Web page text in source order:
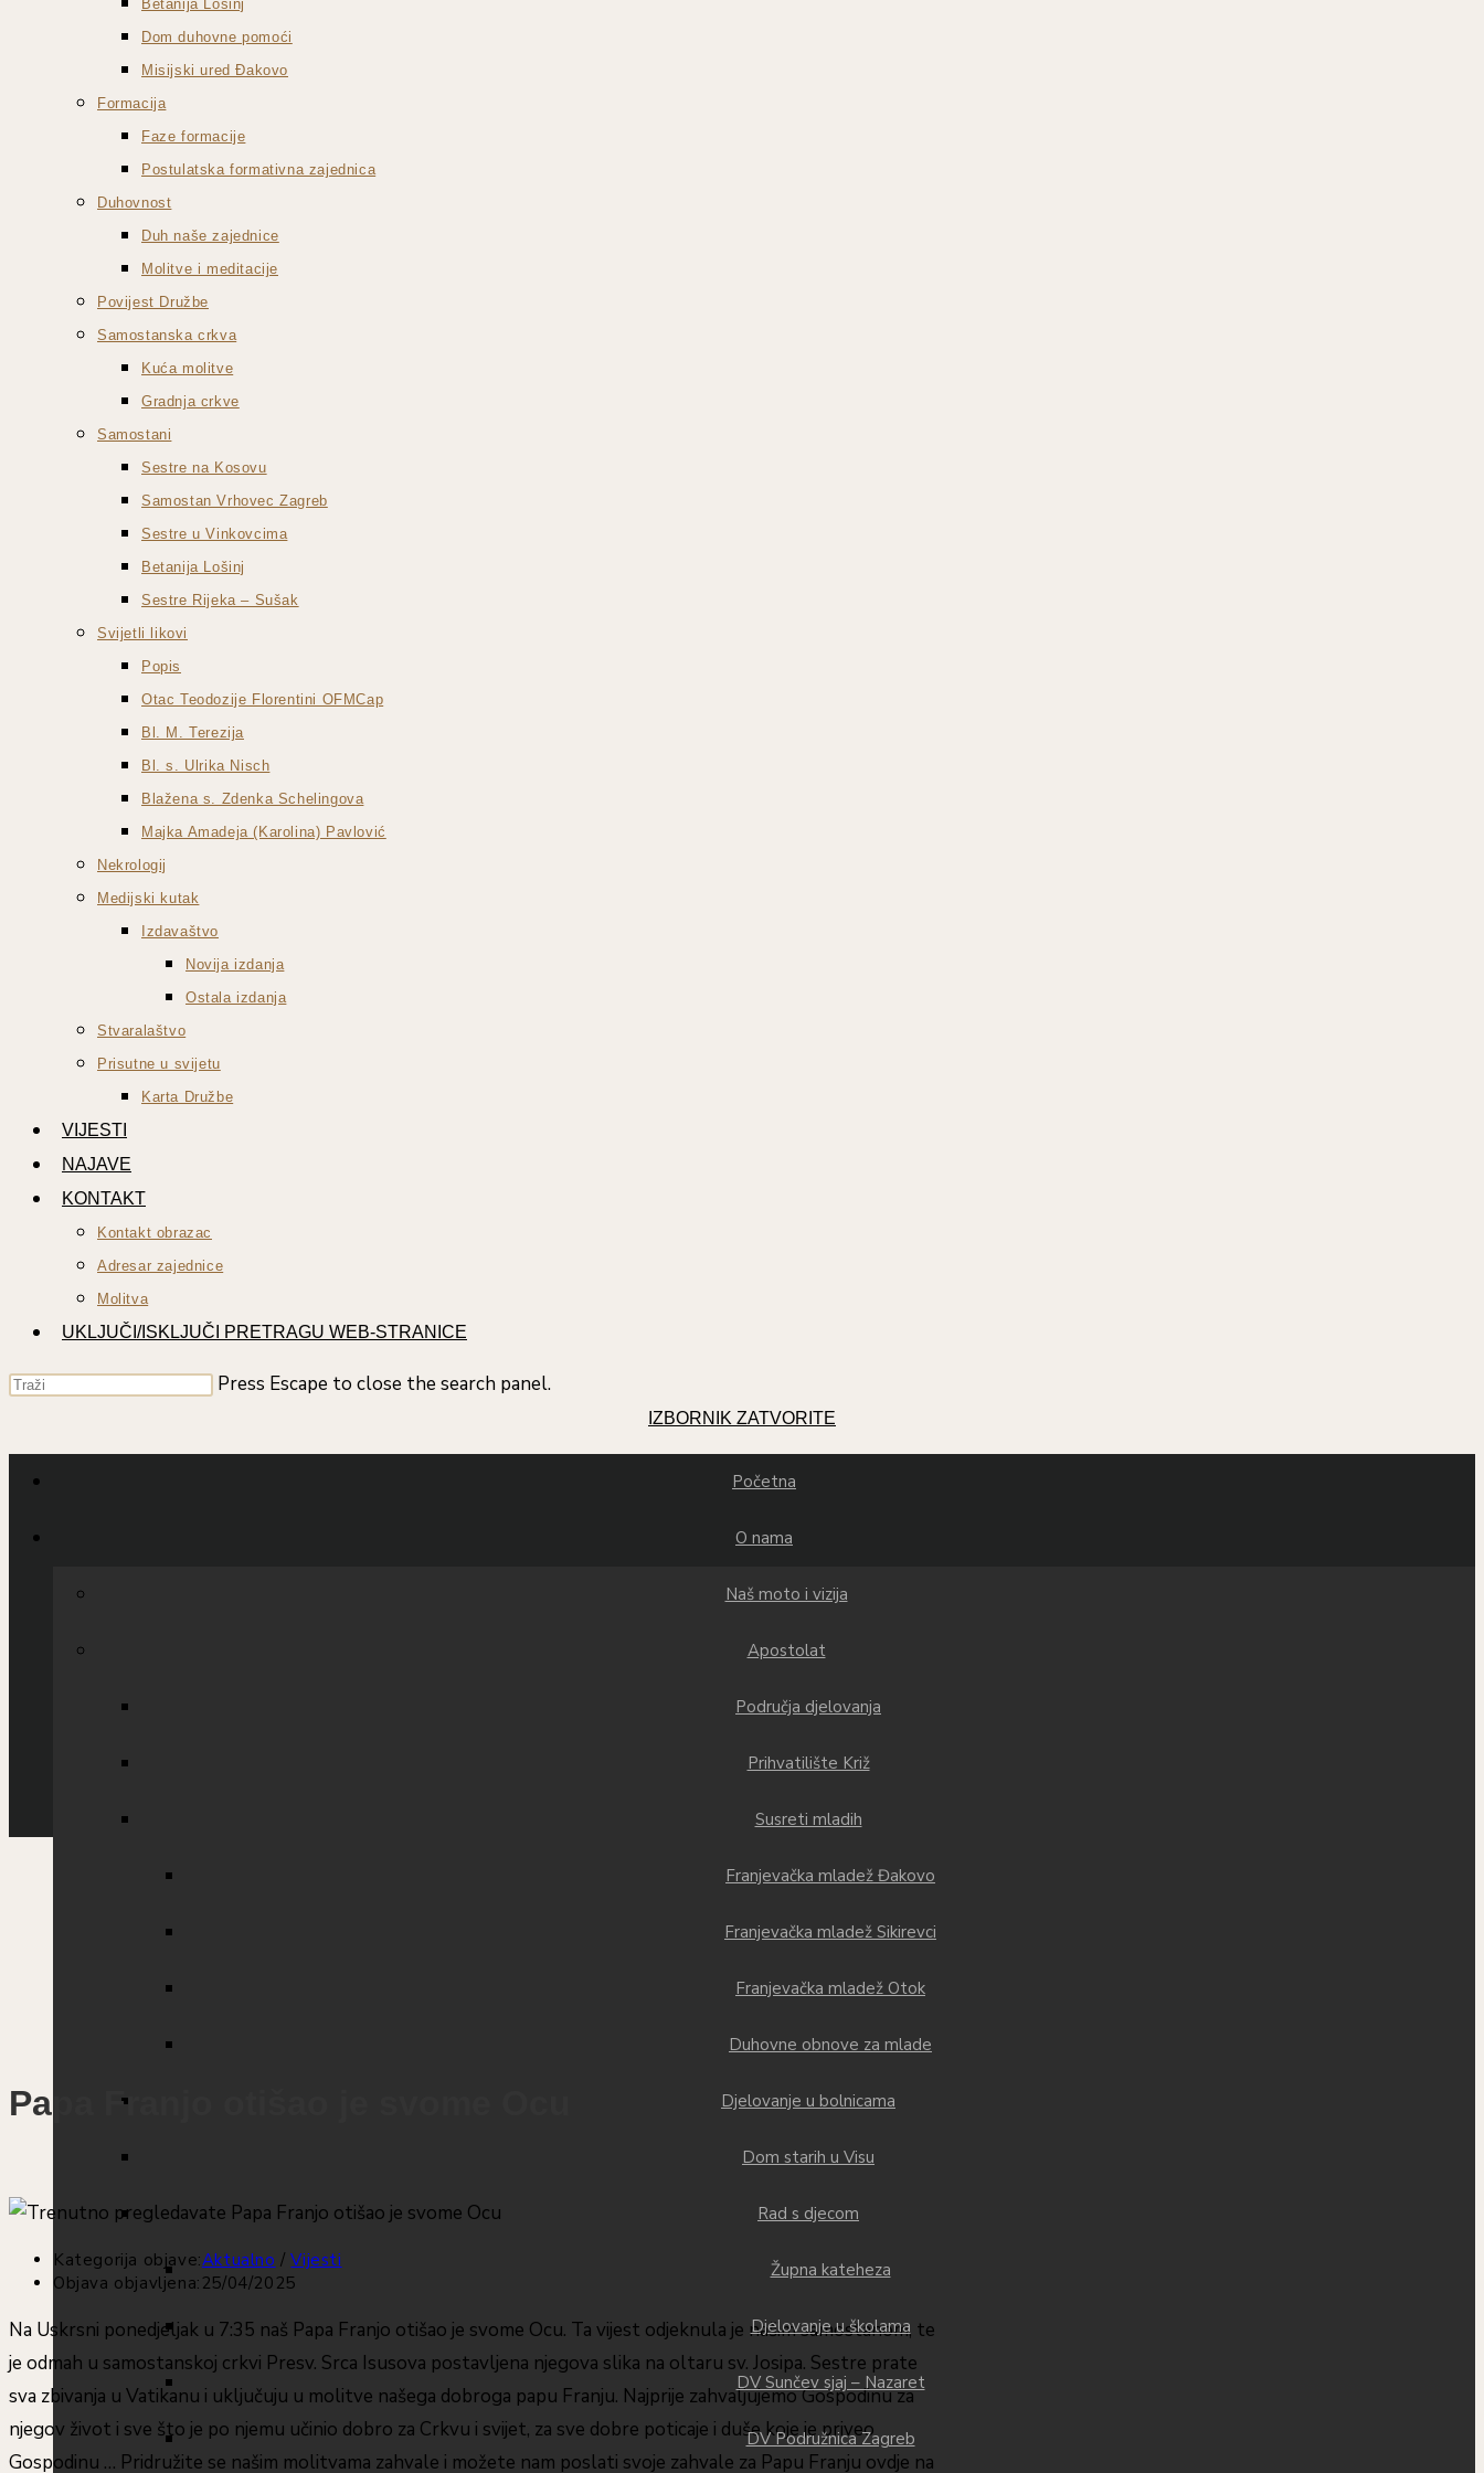
Betanija Lošinj
Dom duhovne pomoći
Misijski ured Đakovo
Formacija
Faze formacije
Postulatska formativna zajednica
Duhovnost
Duh naše zajednice
Molitve i meditacije
Povijest Družbe
Samostanska crkva
Kuća molitve
Gradnja crkve
Samostani
Sestre na Kosovu
Samostan Vrhovec Zagreb
Sestre u Vinkovcima
Betanija Lošinj
Sestre Rijeka – Sušak
Svijetli likovi
Popis
Otac Teodozije Florentini OFMCap
Bl. M. Terezija
Bl. s. Ulrika Nisch
Blažena s. Zdenka Schelingova
Majka Amadeja (Karolina) Pavlović
Nekrologij
Medijski kutak
Izdavaštvo
Novija izdanja
Ostala izdanja
Stvaralaštvo
Prisutne u svijetu
Karta Družbe
VIJESTI
NAJAVE
KONTAKT
Kontakt obrazac
Adresar zajednice
Molitva
UKLJUČI/ISKLJUČI PRETRAGU WEB-STRANICE
Press Escape to close the search panel.
IZBORNIK ZATVORITE
Početna
O nama
Naš moto i vizija
Apostolat
Područja djelovanja
Prihvatilište Križ
Susreti mladih
Franjevačka mladež Đakovo
Franjevačka mladež Sikirevci
Franjevačka mladež Otok
Duhovne obnove za mlade
Djelovanje u bolnicama
Dom starih u Visu
Rad s djecom
Župna kateheza
Djelovanje u školama
DV Sunčev sjaj – Nazaret
DV Podružnica Zagreb
Papa Franjo otišao je svome Ocu
Kategorija objave:Aktualno / Vijesti
Objava objavljena: 25/04/2025
Na Uskrsni ponedjeljak u 7:35 naš Papa Franjo otišao je svome Ocu. Ta vijest odjeknula je našim samostanom, te
je odmah u samostanskoj crkvi Presv. Srca Isusova postavljena njegova slika na oltaru sv. Josipa. Sestre prate
sva zbivanja u Vatikanu i uključuju u molitve našega dobroga papu Franju. Najprije zahvaljujemo Gospodinu za
njegov život i sve što je po njemu učinio dobro za Crkvu i svijet, za sve dobre poticaje i duše koje je priveo
Gospodinu … Pridružite se našim molitvama zahvale i možete nam poslati svoje zahvale za Papu Franju ovdje na